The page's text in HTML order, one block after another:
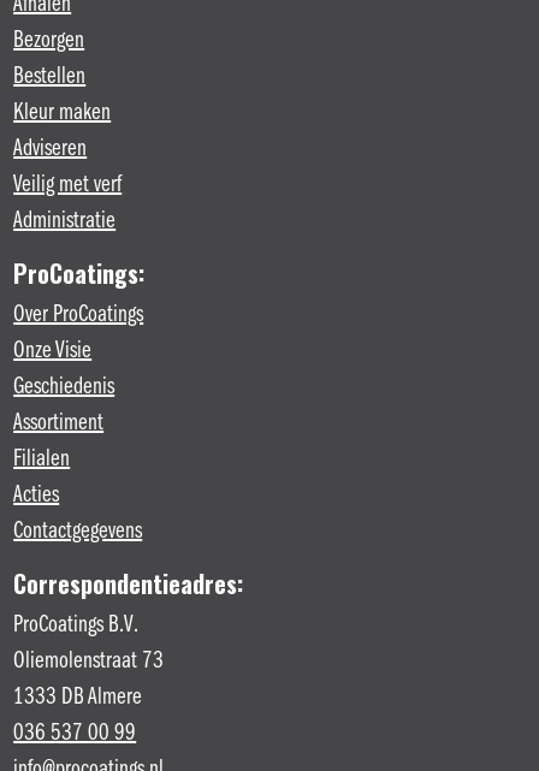
Afhalen
Bezorgen
Bestellen
Kleur maken
Adviseren
Veilig met verf
Administratie
ProCoatings:
Over ProCoatings
Onze Visie
Geschiedenis
Assortiment
Filialen
Acties
Contactgegevens
Correspondentieadres:
ProCoatings B.V.
Oliemolenstraat 73
1333 DB Almere
036 537 00 99